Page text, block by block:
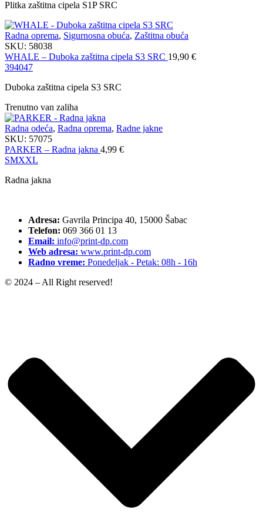
Plitka zaštitna cipela S1P SRC
Radna oprema, Sigurnosna obuća, Zaštitna obuća
SKU: 58038
WHALE – Duboka zaštitna cipela S3 SRC 19,90 €
394047
Duboka zaštitna cipela S3 SRC
Trenutno van zaliha
Radna odeća, Radna oprema, Radne jakne
SKU: 57075
PARKER – Radna jakna 4,99 €
SMXXL
Radna jakna
Adresa: Gavrila Principa 40, 15000 Šabac
Telefon: 069 366 01 13
Email: info@print-dp.com
Web adresa: www.print-dp.com
Radno vreme: Ponedeljak - Petak: 08h - 16h
© 2024 – All Right reserved!